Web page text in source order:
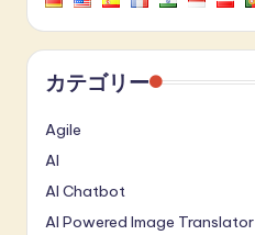
カテゴリー
Agile
AI
AI Chatbot
AI Powered Image Translator